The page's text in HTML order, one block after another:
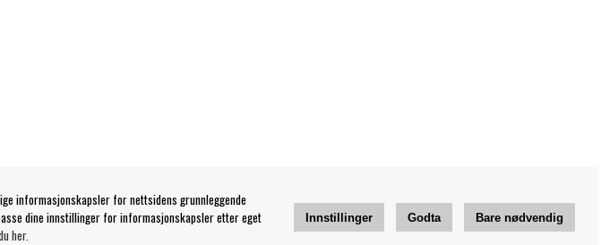
informasjonskapsler for nettsidens grunnleggende
dine innstillinger for informasjonskapsler etter eget
her.
Innstillinger Godta Bare nødvendig